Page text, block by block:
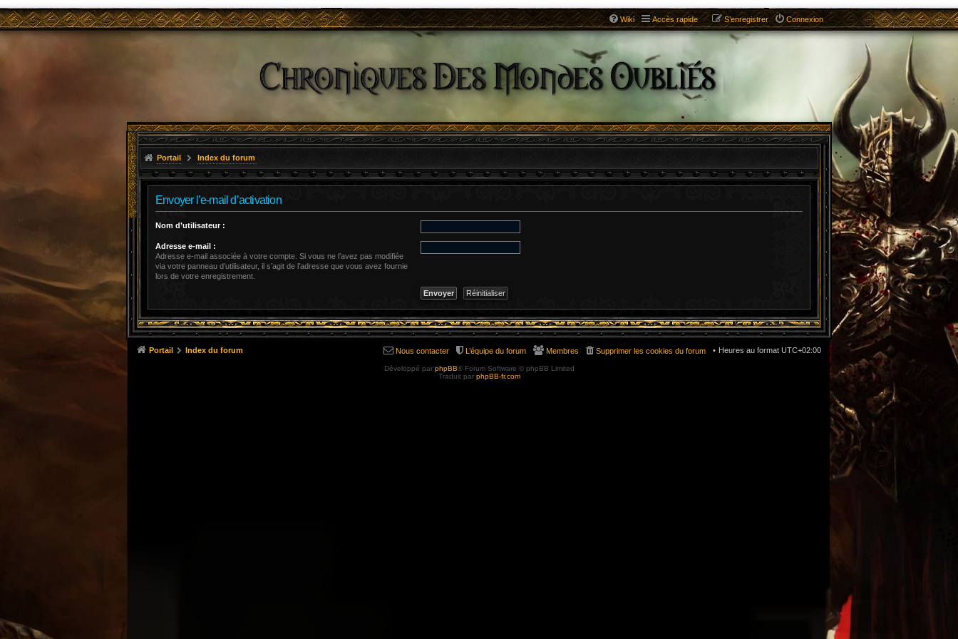
Wiki Accès rapide Connexion
S’enregistrer
Portail Index du forum
Envoyer l’e-mail d’activation
Nom d’utilisateur :
Adresse e-mail :
Adresse e-mail associée à votre compte. Si vous ne l’avez pas modifiée
via votre panneau d’utilisateur, il s’agit de l’adresse que vous avez fournie
lors de votre enregistrement.
Portail Index du forum Heures au format UTC+02:00
Supprimer les cookies du forum
Membres
L’équipe du forum
Nous contacter
Développé par phpBB® Forum Software © phpBB Limited
Traduit par phpBB-fr.com